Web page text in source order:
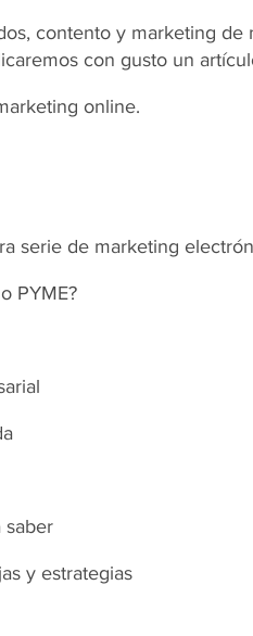
contento y marketing
con gusto un
online.
serie de marketing
PYME?
y estrategias